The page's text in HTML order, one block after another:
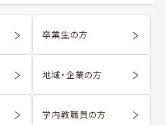
卒業生の方
地域・企業の方
学内教職員の方